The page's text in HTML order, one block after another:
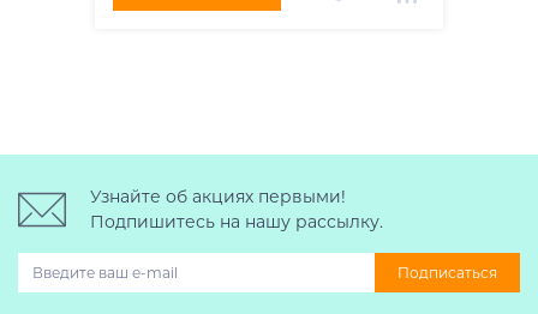
Узнайте об акциях первыми!
Подпишитесь на нашу рассылку.
Подписаться